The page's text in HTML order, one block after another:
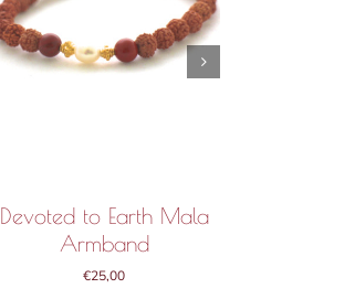
Devoted to Earth Mala
Armband
€25,00